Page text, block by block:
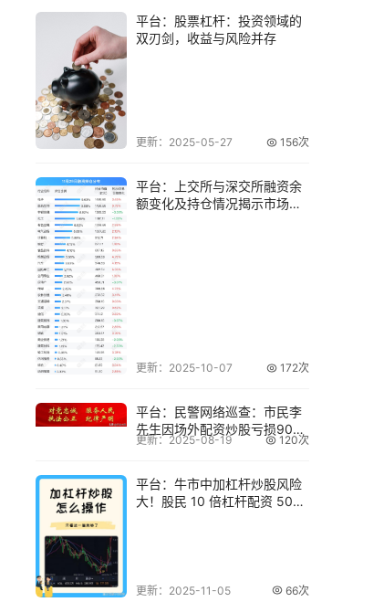
平台：股票杠杆：投资领域的
双刃剑，收益与风险并存
更新：2025-05-27 156次
平台：上交所与深交所融资余
额变化及持仓情况揭示市场动
更新：2025-10-07 172次
平台：民警网络巡查：市民李
先生因场外配资炒股亏损90余
万
更新：2025-08-19 120次
平台：牛市中加杠杆炒股风险
大！股民 10 倍杠杆配资 500
更新：2025-11-05 66次